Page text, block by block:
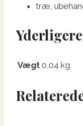
træ,
Vægt 0,04 kg